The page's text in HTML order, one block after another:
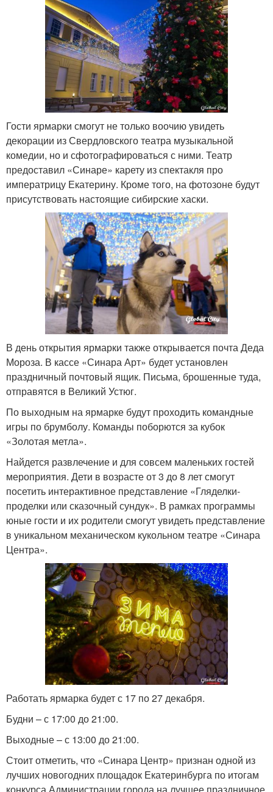
Гости ярмарки смогут не только воочию увидеть
декорации из Свердловского театра музыкальной
комедии, но и сфотографироваться с ними. Театр
предоставил «Синаре» карету из спектакля про
императрицу Екатерину. Кроме того, на фотозоне будут
присутствовать настоящие сибирские хаски.
В день открытия ярмарки также открывается почта Деда
Мороза. В кассе «Синара Арт» будет установлен
праздничный почтовый ящик. Письма, брошенные туда,
отправятся в Великий Устюг.
По выходным на ярмарке будут проходить командные
игры по брумболу. Команды поборются за кубок
«Золотая метла».
Найдется развлечение и для совсем маленьких гостей
мероприятия. Дети в возрасте от 3 до 8 лет смогут
посетить интерактивное представление «Гляделки-
проделки или сказочный сундук». В рамках программы
юные гости и их родители смогут увидеть представление
в уникальном механическом кукольном театре «Синара
Центра».
Работать ярмарка будет с 17 по 27 декабря.
Будни – с 17:00 до 21:00.
Выходные – с 13:00 до 21:00.
Стоит отметить, что «Синара Центр» признан одной из
лучших новогодних площадок Екатеринбурга по итогам